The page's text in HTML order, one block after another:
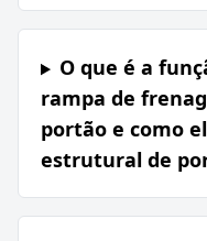
O que é a
rampa de
portão e como
estrutural de